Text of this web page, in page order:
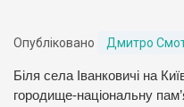
Опубліковано Дмитро
Біля села Іванковичі на
городище-національну